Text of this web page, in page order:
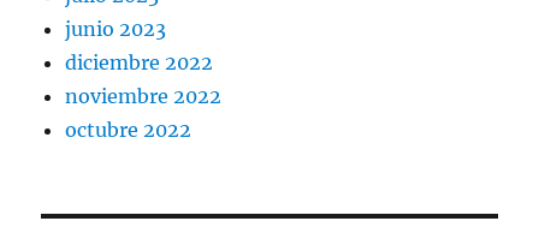
junio 2023
diciembre 2022
noviembre 2022
octubre 2022